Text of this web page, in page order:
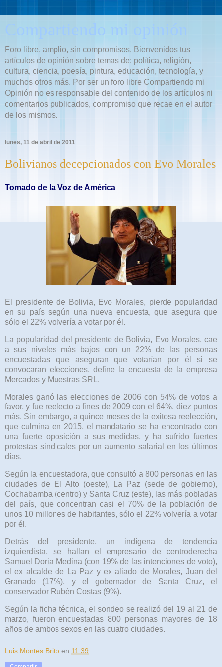
Compartiendo mi opinión
Foro libre, amplio, sin compromisos. Bienvenidos tus
artículos de opinión sobre temas de: política, religión,
cultura, ciencia, poesía, pintura, educación, tecnología, y
muchos otros más. Por ser un foro libre Compartiendo mi
Opinión no es responsable del contenido de los artículos ni
comentarios publicados, compromiso que recae en el autor
de los mismos.
lunes, 11 de abril de 2011
Bolivianos decepcionados con Evo Morales
Tomado de la Voz de América
El presidente de Bolivia, Evo Morales, pierde popularidad
en su país según una nueva encuesta, que asegura que
sólo el 22% volvería a votar por él.
La popularidad del presidente de Bolivia, Evo Morales, cae
a sus niveles más bajos con un 22% de las personas
encuestadas que aseguran que votarían por él si se
convocaran elecciones, define la encuesta de la empresa
Mercados y Muestras SRL.
Morales ganó las elecciones de 2006 con 54% de votos a
favor, y fue reelecto a fines de 2009 con el 64%, diez puntos
más. Sin embargo, a quince meses de la exitosa reelección,
que culmina en 2015, el mandatario se ha encontrado con
una fuerte oposición a sus medidas, y ha sufrido fuertes
protestas sindicales por un aumento salarial en los últimos
días.
Según la encuestadora, que consultó a 800 personas en las
ciudades de El Alto (oeste), La Paz (sede de gobierno),
Cochabamba (centro) y Santa Cruz (este), las más pobladas
del país, que concentran casi el 70% de la población de
unos 10 millones de habitantes, sólo el 22% volvería a votar
por él.
Detrás del presidente, un indígena de tendencia
izquierdista, se hallan el empresario de centroderecha
Samuel Doria Medina (con 19% de las intenciones de voto),
el ex alcalde de La Paz y ex aliado de Morales, Juan del
Granado (17%), y el gobernador de Santa Cruz, el
conservador Rubén Costas (9%).
Según la ficha técnica, el sondeo se realizó del 19 al 21 de
marzo, fueron encuestadas 800 personas mayores de 18
años de ambos sexos en las cuatro ciudades.
Luis Montes Brito en 11:39